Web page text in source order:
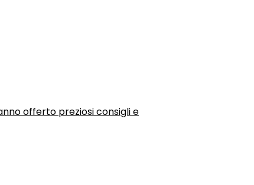
offerto preziosi consigli e